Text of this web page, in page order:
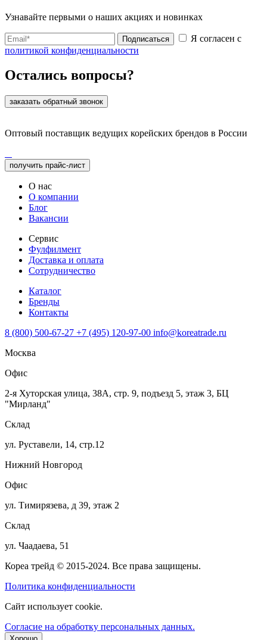
Узнавайте первыми о наших акциях и новинках
Подписаться
Я согласен с
политикой конфиденциальности
Остались вопросы?
заказать обратный звонок
Оптовый поставщик ведущих корейских брендов в России
получить прайс-лист
О нас
О компании
Блог
Вакансии
Сервис
Фулфилмент
Доставка и оплата
Сотрудничество
Каталог
Бренды
Контакты
8 (800) 500-67-27 +7 (495) 120-97-00 info@koreatrade.ru
Москва
Офис
2-я Хуторская улица, 38А, стр. 9, подъезд 5, этаж 3, БЦ
"Мирланд"
Склад
ул. Руставели, 14, стр.12
Нижний Новгород
Офис
ул. Тимирязева, д 39, этаж 2
Склад
ул. Чаадаева, 51
Кореа трейд © 2015-2024. Все права защищены.
Политика конфиденциальности
Сайт использует cookie.
Согласие на обработку персональных данных.